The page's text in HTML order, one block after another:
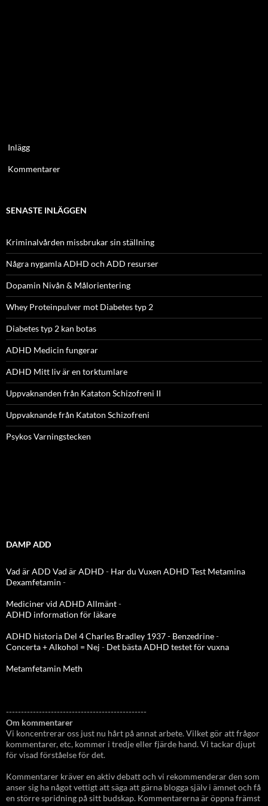
Inlägg
Kommentarer
SENASTE INLÄGGEN
Kriminalvården missbrukar sin ställning
Några nygamla ADHD och ADD resurser
Dopamin Nivån & Målorientering
Whey Proteinpulver mot Diabetes typ 2
Diabetes typ 2 kan botas
ADHD Medicin fungerar
ADHD Mitt liv är en torktumlare
Uppvaknanden från Kataton Schizofreni II
Uppvaknande från Kataton Schizofreni
Psykos Varningstecken
DAMP ADD
Vad är ADD Vad är ADHD - Har du Vuxen ADHD Test Metamina
Dexamfetamin -
Mediciner vid ADHD Allmänt-
ADHD information för läkare
ADHD historia Del 4 Charles Bradley 1937 - Benzedrine-
Concerta + Alkohol = Nej - Det bästa ADHD testet för vuxna
Metamfetamin Meth
-----------------------------------------------
Om kommentarer
Vi koncentrerar oss just nu hårt på annat arbete. Vilket gör att frågor
kommentarer, etc, kommer i tredje eller fjärde hand. Vi tackar djupt
för visad förståelse för det.
Kommentarer kräver en aktiv debatt och vi rekommenderar den som
anser sig ha något vettigt att säga att gärna blogga själv i ämnet och få
en större spridning på sitt budskap. Kommentarerna är öppna främst